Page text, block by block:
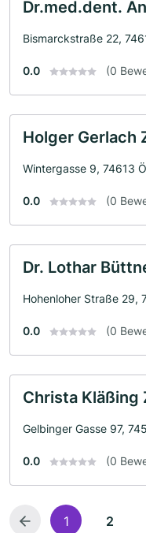
Dr.med.dent.
Bismarckstraße 22,
0.0 (0
Holger Gerlach
Wintergasse 9, 74613
0.0 (0
Dr. Lothar
Hohenloher Straße 29,
0.0 (0
Christa Kläßing
Gelbinger Gasse 97,
0.0 (0
1 2